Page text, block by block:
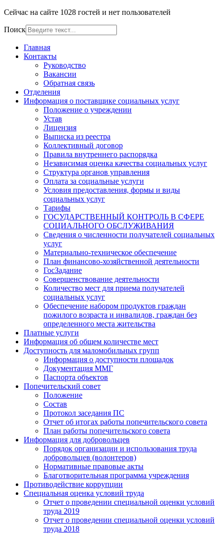
Сейчас на сайте 1028 гостей и нет пользователей
Поиск
Главная
Контакты
Руководство
Вакансии
Обратная связь
Отделения
Информация о поставщике социальных услуг
Положение о учреждении
Устав
Лицензия
Выписка из реестра
Коллективный договор
Правила внутреннего распорядка
Независимая оценка качества социальных услуг
Структура органов управления
Оплата за социальные услуги
Условия предоставления, формы и виды
социальных услуг
Тарифы
ГОСУДАРСТВЕННЫЙ КОНТРОЛЬ В СФЕРЕ
СОЦИАЛЬНОГО ОБСЛУЖИВАНИЯ
Сведения о численности получателей социальных
услуг
Материально-техническое обеспечение
План финансово-хозяйственной деятельности
ГосЗадание
Совершенствование деятельности
Количество мест для приема получателей
социальных услуг
Обеспечение набором продуктов граждан
пожилого возраста и инвалидов, граждан без
определенного места жительства
Платные услуги
Информация об общем количестве мест
Доступность для маломобильных групп
Информация о доступности площадок
Документация ММГ
Паспорта объектов
Попечительский совет
Положение
Состав
Протокол заседания ПС
Отчет об итогах работы попечительского совета
План работы попечительского совета
Информация для добровольцев
Порядок организации и использования труда
добровольцев (волонтеров)
Нормативные правовые акты
Благотворительная программа учреждения
Противодействие коррупции
Специальная оценка условий труда
Отчет о проведении специальной оценки условий
труда 2019
Отчет о проведении специальной оценки условий
труда 2018